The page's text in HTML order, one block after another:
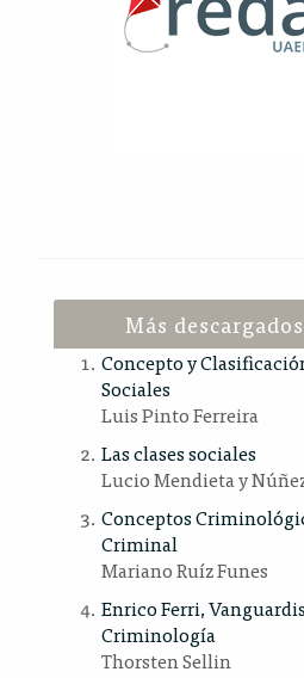
Más
Concepto y
Sociales
Luis Pinto Ferreira
Las clases sociales
Lucio Mendieta y
Conceptos
Criminal
Mariano Ruíz Funes
Enrico Ferri,
Criminología
Thorsten Sellin